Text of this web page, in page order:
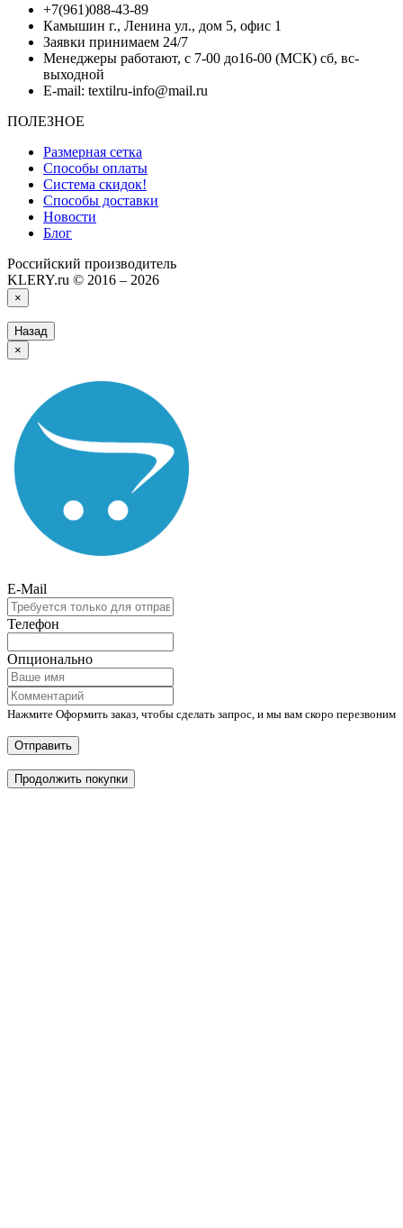
+7(961)088-43-89
Камышин г., Ленина ул., дом 5, офис 1
Заявки принимаем 24/7
Менеджеры работают, с 7-00 до16-00 (МСК) сб, вс-
выходной
E-mail: textilru-info@mail.ru
ПОЛЕЗНОЕ
Размерная сетка
Способы оплаты
Система скидок!
Способы доставки
Новости
Блог
Российский производитель
KLERY.ru © 2016 – 2026
×
Назад
×
E-Mail
Телефон
Опционально
Нажмите Оформить заказ, чтобы сделать запрос, и мы вам скоро перезвоним
Отправить
Продолжить покупки